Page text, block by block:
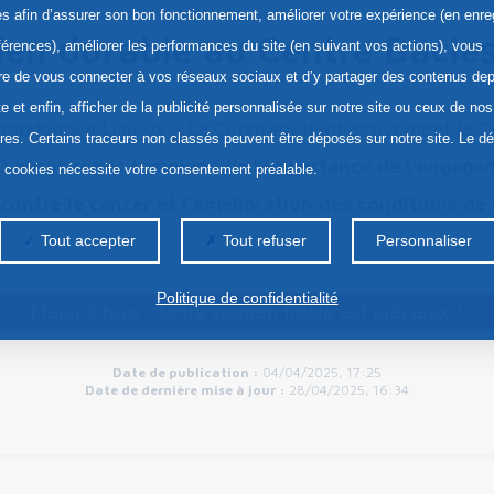
durable au Centre
Lisieux – La Cerza soutient activement le
euros remis témoigne de l’importance de
le cancer et l’amélioration des conditions de
Merci à tous ! Votre soutien fidèle est précieux !
Date de publication : 04/04/2025, 17:25
Date de dernière mise à jour : 28/04/2025, 16:34
afin d’assurer son bon fonctionnement, améliorer votre expérience (en
améliorer les performances du site (en suivant vos actions), vous
de vous connecter à vos réseaux sociaux et d’y partager des contenus
et enfin, afficher de la publicité personnalisée sur notre site ou ceux de nos
Certains traceurs non classés peuvent être déposés sur notre site. Le
cookies nécessite votre consentement préalable.
Tout accepter Tout refuser Personnaliser
Politique de confidentialité